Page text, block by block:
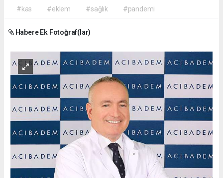
#kas #eklem #sağlık #pandemi
Habere Ek Fotoğraf(lar)